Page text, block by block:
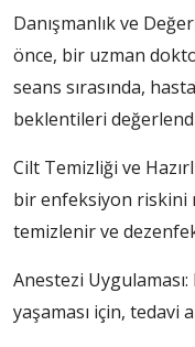
Danışmanlık ve
önce, bir uzman
seans sırasında,
beklentileri
Cilt Temizliği ve
bir enfeksiyon riskini
temizlenir ve
Anestezi
yaşaması için, tedavi